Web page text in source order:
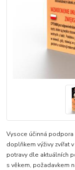
Vysoce účinná
doplňkem výživy zvířat
potravy dle aktuálních
s věkem, požadavkem